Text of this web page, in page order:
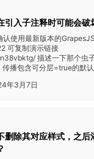
引入子注释时可能会破
使用最新版本的
可复制演示链接
描述一下那个虫
播包含可分层=true的默
年3月7日
删除其对应样式，之后